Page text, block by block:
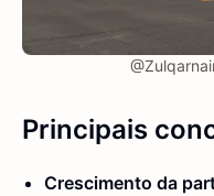
Principais
Crescimento da